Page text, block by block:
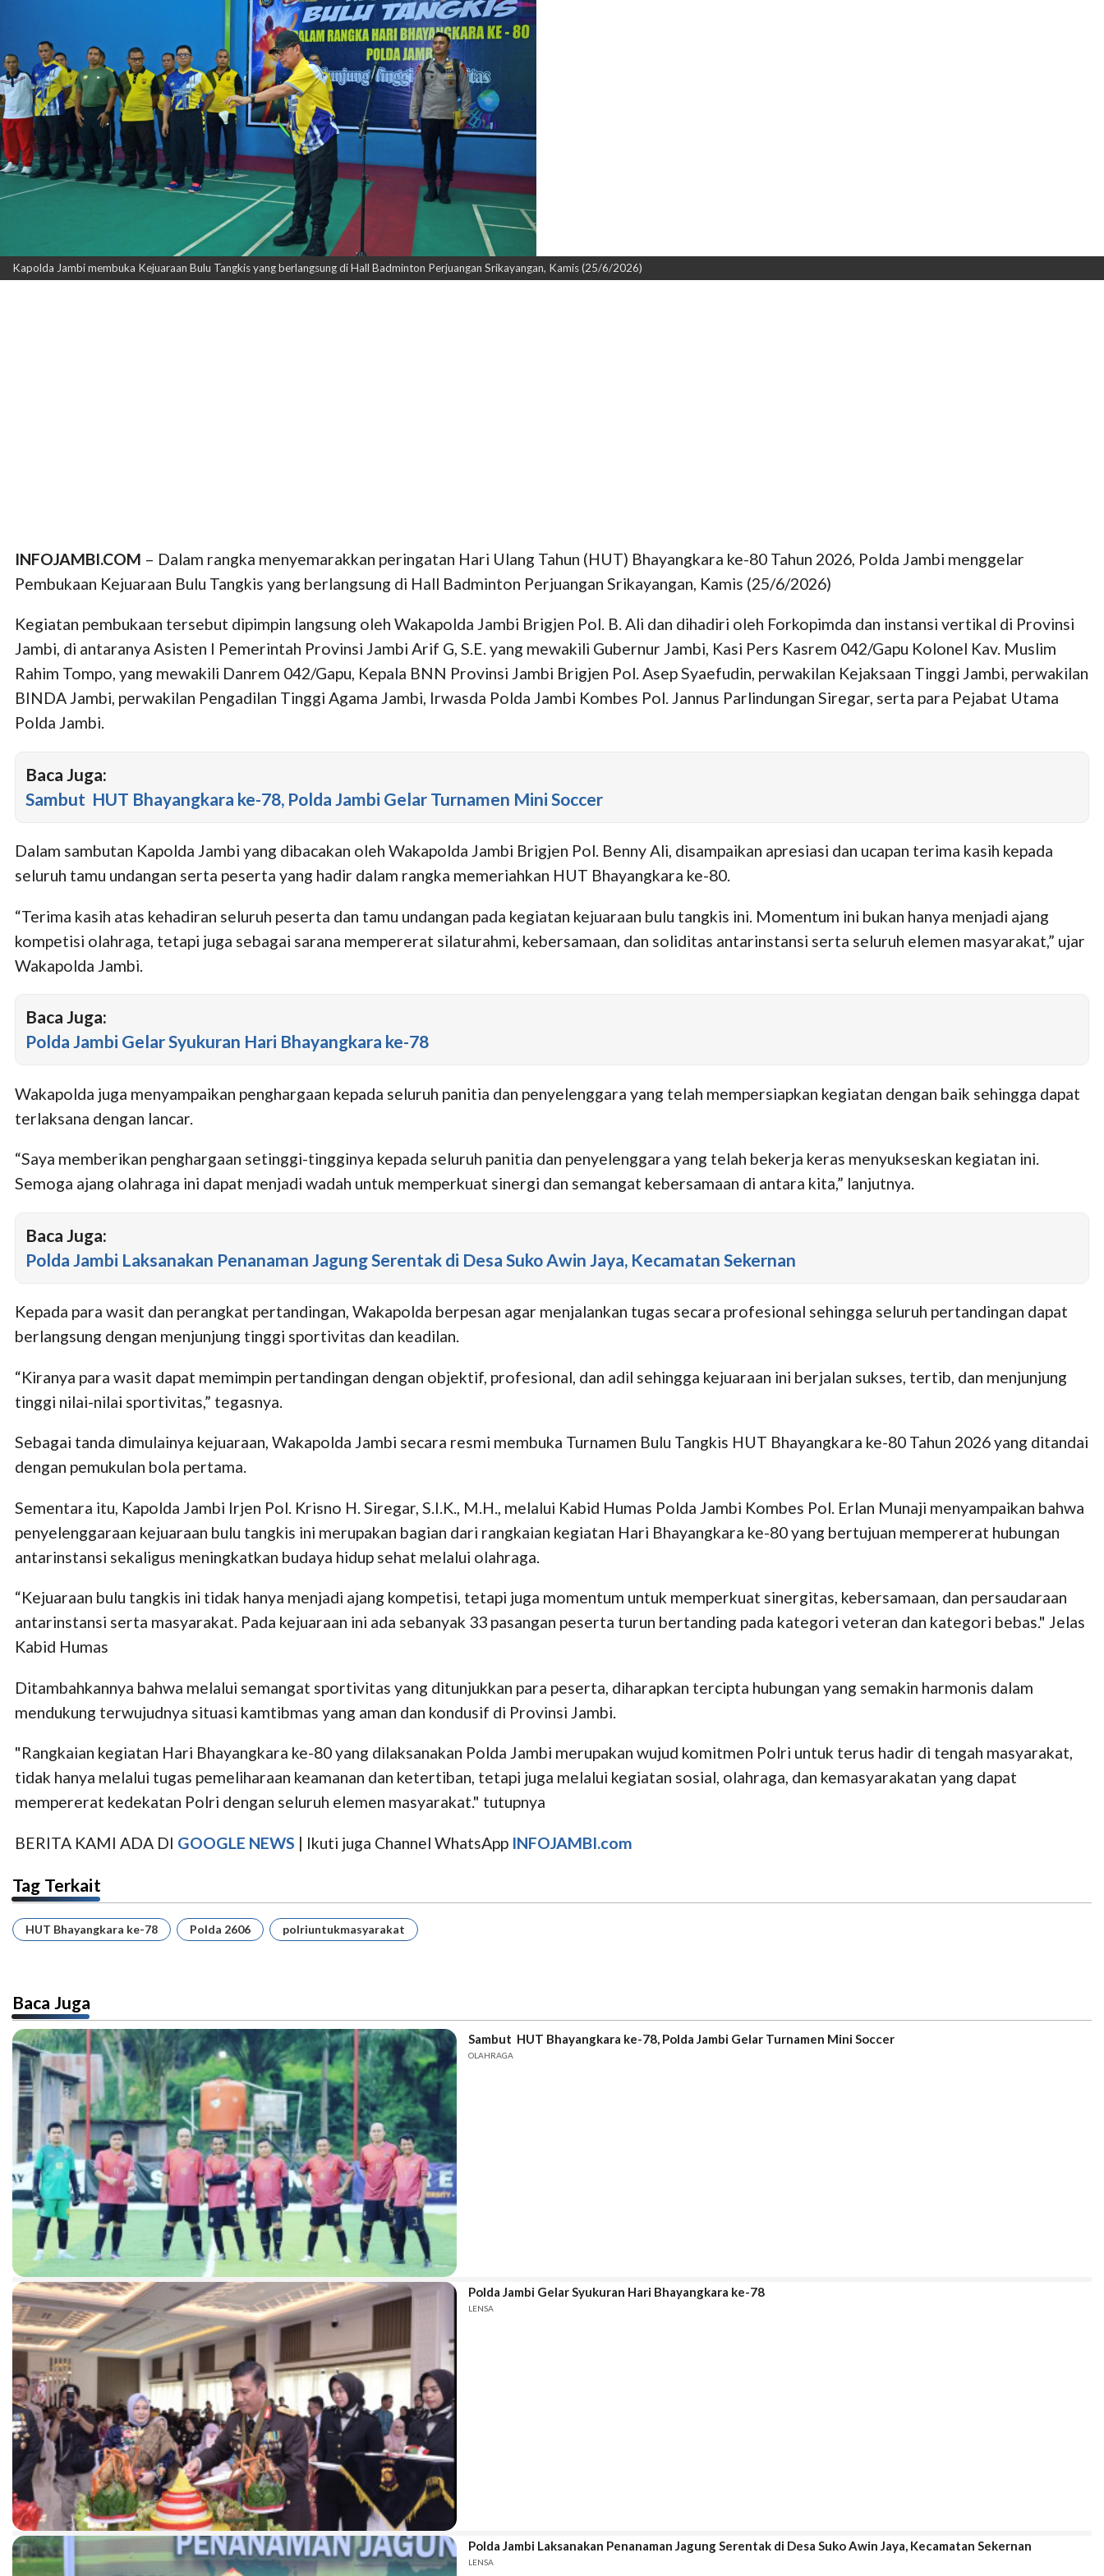
Kapolda Jambi membuka Kejuaraan Bulu Tangkis yang berlangsung di Hall Badminton Perjuangan Srikayangan, Kamis (25/6/2026)
INFOJAMBI.COM – Dalam rangka menyemarakkan peringatan Hari Ulang Tahun (HUT) Bhayangkara ke-80 Tahun 2026, Polda Jambi menggelar
Pembukaan Kejuaraan Bulu Tangkis yang berlangsung di Hall Badminton Perjuangan Srikayangan, Kamis (25/6/2026)
Kegiatan pembukaan tersebut dipimpin langsung oleh Wakapolda Jambi Brigjen Pol. B. Ali dan dihadiri oleh Forkopimda dan instansi vertikal di Provinsi
Jambi, di antaranya Asisten I Pemerintah Provinsi Jambi Arif G, S.E. yang mewakili Gubernur Jambi, Kasi Pers Kasrem 042/Gapu Kolonel Kav. Muslim
Rahim Tompo, yang mewakili Danrem 042/Gapu, Kepala BNN Provinsi Jambi Brigjen Pol. Asep Syaefudin, perwakilan Kejaksaan Tinggi Jambi, perwakilan
BINDA Jambi, perwakilan Pengadilan Tinggi Agama Jambi, Irwasda Polda Jambi Kombes Pol. Jannus Parlindungan Siregar, serta para Pejabat Utama
Polda Jambi.
Baca Juga:
Sambut HUT Bhayangkara ke-78, Polda Jambi Gelar Turnamen Mini Soccer
Dalam sambutan Kapolda Jambi yang dibacakan oleh Wakapolda Jambi Brigjen Pol. Benny Ali, disampaikan apresiasi dan ucapan terima kasih kepada
seluruh tamu undangan serta peserta yang hadir dalam rangka memeriahkan HUT Bhayangkara ke-80.
“Terima kasih atas kehadiran seluruh peserta dan tamu undangan pada kegiatan kejuaraan bulu tangkis ini. Momentum ini bukan hanya menjadi ajang
kompetisi olahraga, tetapi juga sebagai sarana mempererat silaturahmi, kebersamaan, dan soliditas antarinstansi serta seluruh elemen masyarakat,” ujar
Wakapolda Jambi.
Baca Juga:
Polda Jambi Gelar Syukuran Hari Bhayangkara ke-78
Wakapolda juga menyampaikan penghargaan kepada seluruh panitia dan penyelenggara yang telah mempersiapkan kegiatan dengan baik sehingga dapat
terlaksana dengan lancar.
“Saya memberikan penghargaan setinggi-tingginya kepada seluruh panitia dan penyelenggara yang telah bekerja keras menyukseskan kegiatan ini.
Semoga ajang olahraga ini dapat menjadi wadah untuk memperkuat sinergi dan semangat kebersamaan di antara kita,” lanjutnya.
Baca Juga:
Polda Jambi Laksanakan Penanaman Jagung Serentak di Desa Suko Awin Jaya, Kecamatan Sekernan
Kepada para wasit dan perangkat pertandingan, Wakapolda berpesan agar menjalankan tugas secara profesional sehingga seluruh pertandingan dapat
berlangsung dengan menjunjung tinggi sportivitas dan keadilan.
“Kiranya para wasit dapat memimpin pertandingan dengan objektif, profesional, dan adil sehingga kejuaraan ini berjalan sukses, tertib, dan menjunjung
tinggi nilai-nilai sportivitas,” tegasnya.
Sebagai tanda dimulainya kejuaraan, Wakapolda Jambi secara resmi membuka Turnamen Bulu Tangkis HUT Bhayangkara ke-80 Tahun 2026 yang ditandai
dengan pemukulan bola pertama.
Sementara itu, Kapolda Jambi Irjen Pol. Krisno H. Siregar, S.I.K., M.H., melalui Kabid Humas Polda Jambi Kombes Pol. Erlan Munaji menyampaikan bahwa
penyelenggaraan kejuaraan bulu tangkis ini merupakan bagian dari rangkaian kegiatan Hari Bhayangkara ke-80 yang bertujuan mempererat hubungan
antarinstansi sekaligus meningkatkan budaya hidup sehat melalui olahraga.
“Kejuaraan bulu tangkis ini tidak hanya menjadi ajang kompetisi, tetapi juga momentum untuk memperkuat sinergitas, kebersamaan, dan persaudaraan
antarinstansi serta masyarakat. Pada kejuaraan ini ada sebanyak 33 pasangan peserta turun bertanding pada kategori veteran dan kategori bebas." Jelas
Kabid Humas
Ditambahkannya bahwa melalui semangat sportivitas yang ditunjukkan para peserta, diharapkan tercipta hubungan yang semakin harmonis dalam
mendukung terwujudnya situasi kamtibmas yang aman dan kondusif di Provinsi Jambi.
"Rangkaian kegiatan Hari Bhayangkara ke-80 yang dilaksanakan Polda Jambi merupakan wujud komitmen Polri untuk terus hadir di tengah masyarakat,
tidak hanya melalui tugas pemeliharaan keamanan dan ketertiban, tetapi juga melalui kegiatan sosial, olahraga, dan kemasyarakatan yang dapat
mempererat kedekatan Polri dengan seluruh elemen masyarakat." tutupnya
BERITA KAMI ADA DI GOOGLE NEWS | Ikuti juga Channel WhatsApp INFOJAMBI.com
Tag Terkait
HUT Bhayangkara ke-78 Polda 2606 polriuntukmasyarakat
Baca Juga
Sambut HUT Bhayangkara ke-78, Polda Jambi Gelar Turnamen Mini Soccer
OLAHRAGA
Polda Jambi Gelar Syukuran Hari Bhayangkara ke-78
LENSA
Polda Jambi Laksanakan Penanaman Jagung Serentak di Desa Suko Awin Jaya, Kecamatan Sekernan
LENSA